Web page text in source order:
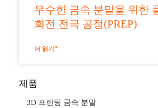
우수한 금속 분말을 위한
회전 전극 공정(PREP)
더 읽기"
제품
3D 프린팅 금속 분말